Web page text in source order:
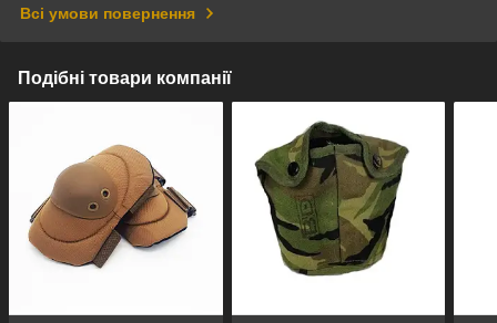
Всі умови повернення
Подібні товари компанії